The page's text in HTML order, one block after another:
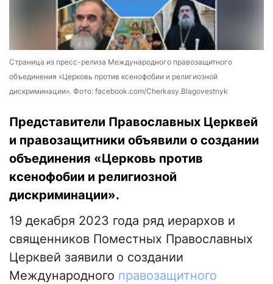
Страница из пресс-релиза Международного правозащитного
объединения «Церковь против ксенофобии и религиозной
дискриминации». Фото: facebook.com/Cherkasy.Blagovestnyk
Представители Православных Церквей
и правозащитники объявили о создании
объединения «Церковь против
ксенофобии и религиозной
дискриминации».
19 декабря 2023 года ряд иерархов и
священников Поместных Православных
Церквей заявили о создании
Международного правозащитного